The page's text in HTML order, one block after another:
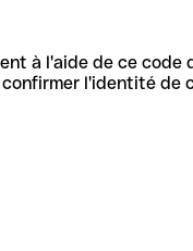
à l'aide de ce code
confirmer l'identité